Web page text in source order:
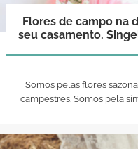
Flores de campo na
seu casamento.
Somos pelas flores
campestres. Somos pela
nos mais bonitos campos